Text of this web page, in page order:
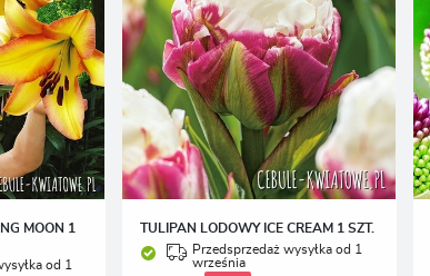
MOON 1
od 1
TULIPAN LODOWY ICE CREAM 1 SZT.
Przedsprzedaż wysyłka od 1
września